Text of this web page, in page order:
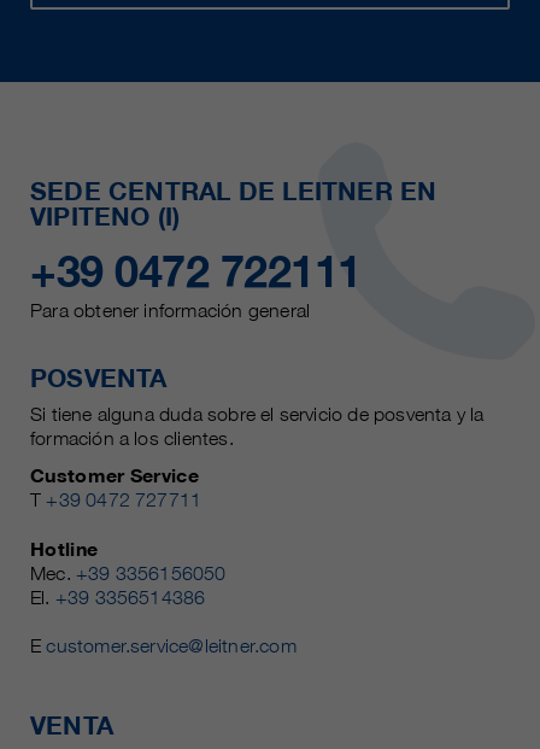
SEDE CENTRAL DE LEITNER EN
VIPITENO (I)
+39 0472 722111
Para obtener información general
POSVENTA
Si tiene alguna duda sobre el servicio de posventa y la
formación a los clientes.
Customer Service
T +39 0472 727711
Hotline
Mec. +39 3356156050
El. +39 3356514386
Ecustomer.service@leitner.com
VENTA